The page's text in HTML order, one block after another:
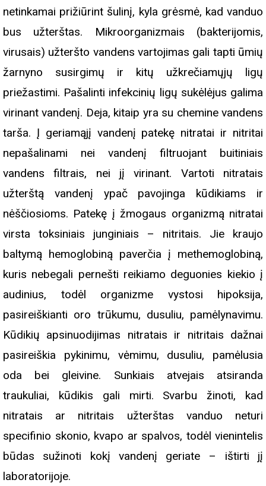
netinkamai prižiūrint šulinį, kyla grėsmė, kad vanduo
bus užterštas. Mikroorganizmais (bakterijomis,
virusais) užteršto vandens vartojimas gali tapti ūmių
žarnyno susirgimų ir kitų užkrečiamųjų ligų
priežastimi. Pašalinti infekcinių ligų sukėlėjus galima
virinant vandenį. Deja, kitaip yra su chemine vandens
tarša. Į geriamąjį vandenį patekę nitratai ir nitritai
nepašalinami nei vandenį filtruojant buitiniais
vandens filtrais, nei jį virinant. Vartoti nitratais
užterštą vandenį ypač pavojinga kūdikiams ir
nėščiosioms. Patekę į žmogaus organizmą nitratai
virsta toksiniais junginiais – nitritais. Jie kraujo
baltymą hemoglobiną paverčia į methemoglobiną,
kuris nebegali pernešti reikiamo deguonies kiekio į
audinius, todėl organizme vystosi hipoksija,
pasireiškianti oro trūkumu, dusuliu, pamėlynavimu.
Kūdikių apsinuodijimas nitratais ir nitritais dažnai
pasireiškia pykinimu, vėmimu, dusuliu, pamėlusia
oda bei gleivine. Sunkiais atvejais atsiranda
traukuliai, kūdikis gali mirti. Svarbu žinoti, kad
nitratais ar nitritais užterštas vanduo neturi
specifinio skonio, kvapo ar spalvos, todėl vienintelis
būdas sužinoti kokį vandenį geriate – ištirti jį
laboratorijoje.